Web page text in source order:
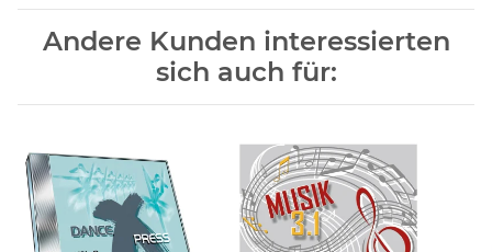
Andere Kunden interessierten
sich auch für: